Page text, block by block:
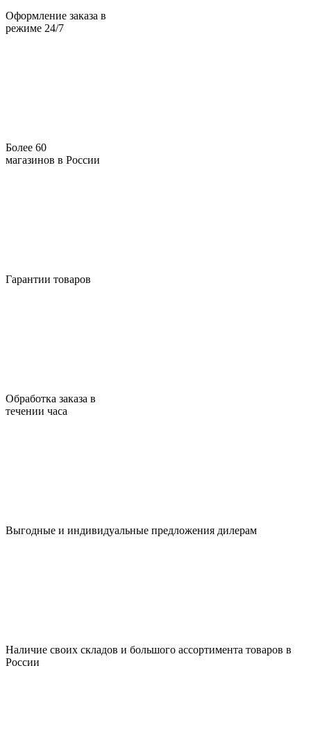
Оформление заказа в
режиме 24/7
Более 60
магазинов в России
Гарантии товаров
Обработка заказа в
течении часа
Выгодные и индивидуальные предложения дилерам
Наличие своих складов и большого ассортимента товаров в
России